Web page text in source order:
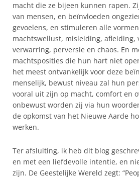
macht die ze bijeen kunnen rapen.
van mensen, en beïnvloeden
gevoelens, en stimuleren alle
machtswellust, misleiding, afleiding,
verwarring, perversie en chaos. En
machtsposities die hun hart niet
het meest ontvankelijk voor deze
menselijk, bewust niveau zal hun
vooral uit zijn op macht, comfort en
onbewust worden zij via hun
de opkomst van het Nieuwe Aarde
werken.
Ter afsluiting, ik heb dit blog
en met een liefdevolle intentie, en
zijn. De Geestelijke Wereld zegt: